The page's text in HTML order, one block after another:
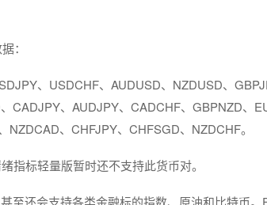
：
、USDCHF、AUDUSD、NZDUSD、
、AUDJPY、CADCHF、GBPNZD、
、CHFJPY、CHFSGD、NZDCHF。
指标轻量版暂时还不支持此货币对。
至还会支持各类金融标的指数、原油和比特币